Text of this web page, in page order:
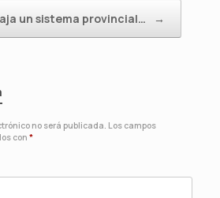
un sistema provincial… →
no será publicada. Los campos
con *